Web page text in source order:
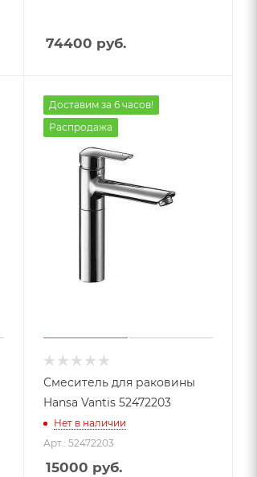
74400 руб.
Доставим за 6 часов!
Распродажа
Смеситель для раковины
Hansa Vantis 52472203
Нет в наличии
Арт.: 52472203
15000 руб.